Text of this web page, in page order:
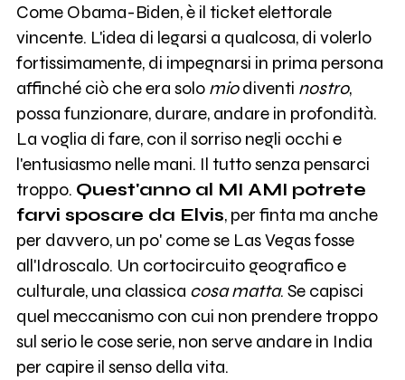
Come Obama-Biden, è il ticket elettorale
vincente. L'idea di legarsi a qualcosa, di volerlo
fortissimamente, di impegnarsi in prima persona
affinché ciò che era solo miodiventi nostro,
possa funzionare, durare, andare in profondità.
La voglia di fare, con il sorriso negli occhi e
l'entusiasmo nelle mani. Il tutto senza pensarci
troppo. Quest'anno al MI AMI potrete
farvi sposare da Elvis, per finta ma anche
per davvero, un po' come se Las Vegas fosse
all'Idroscalo. Un cortocircuito geografico e
culturale, una classica cosa matta. Se capisci
quel meccanismo con cui non prendere troppo
sul serio le cose serie, non serve andare in India
per capire il senso della vita.